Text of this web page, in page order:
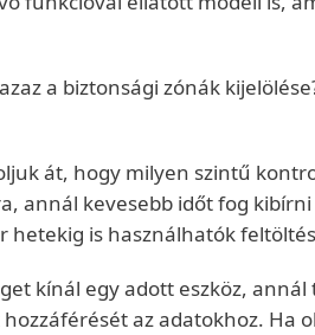
a biztonsági zónák
át, hogy milyen szintű
annál kevesebb időt fog
hetekig is használhatók
kínál egy adott eszköz,
az adatokhoz. Ha